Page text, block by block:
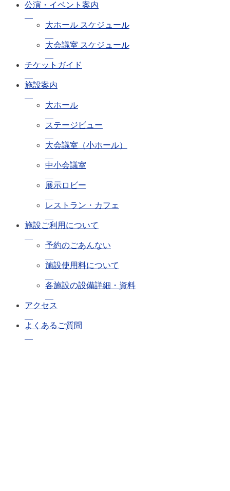
公演・イベント案内
大ホール スケジュール
大会議室 スケジュール
チケットガイド
施設案内
大ホール
ステージビュー
大会議室（小ホール）
中小会議室
展示ロビー
レストラン・カフェ
施設ご利用について
予約のごあんない
施設使用料について
各施設の設備詳細・資料
アクセス
よくあるご質問